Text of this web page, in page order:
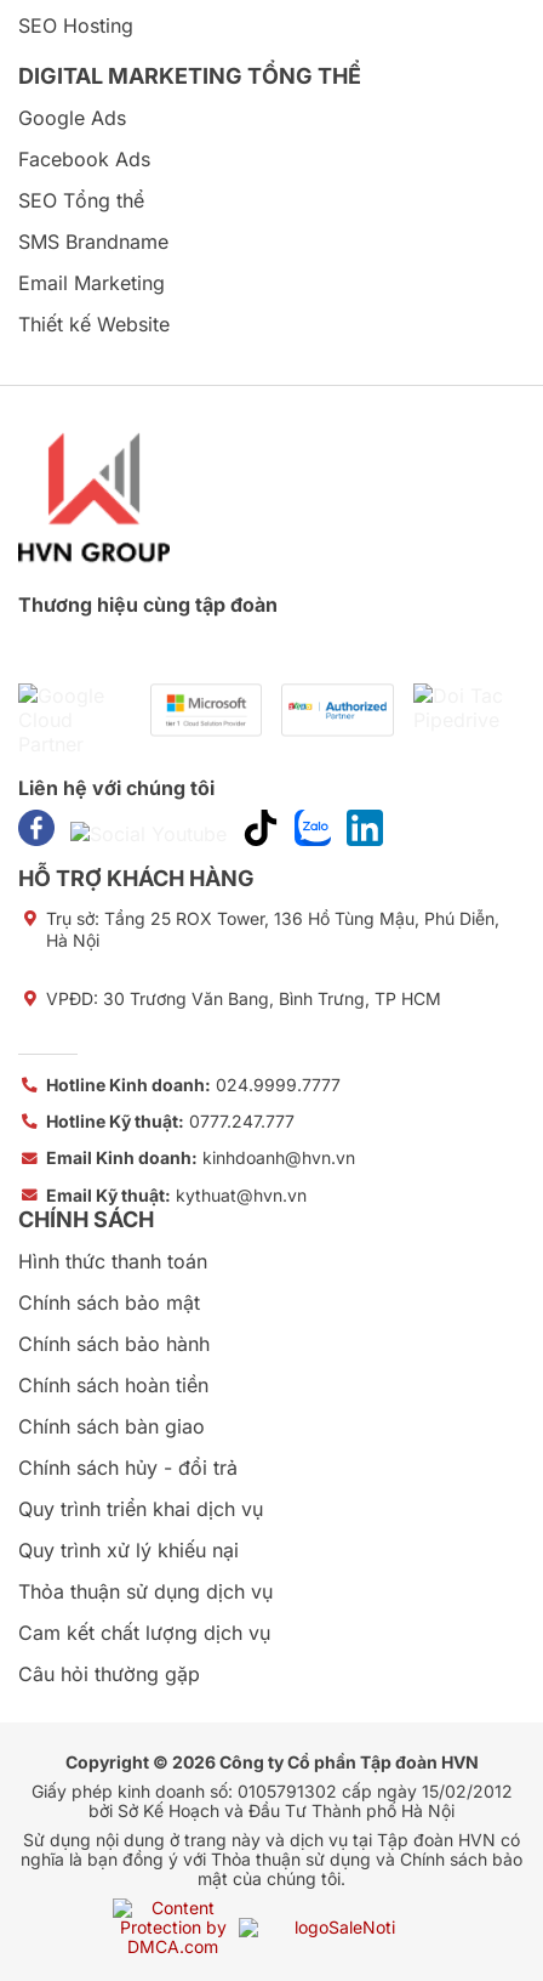
SEO Hosting
DIGITAL MARKETING TỔNG THỂ
Google Ads
Facebook Ads
SEO Tổng thể
SMS Brandname
Email Marketing
Thiết kế Website
Thương hiệu cùng tập đoàn
Liên hệ với chúng tôi
HỖ TRỢ KHÁCH HÀNG
Trụ sở: Tầng 25 ROX Tower, 136 Hồ Tùng Mậu, Phú Diễn,
Hà Nội
VPĐD: 30 Trương Văn Bang, Bình Trưng, TP HCM
Hotline Kinh doanh: 024.9999.7777
Hotline Kỹ thuật: 0777.247.777
Email Kinh doanh: kinhdoanh@hvn.vn
Email Kỹ thuật: kythuat@hvn.vn
CHÍNH SÁCH
Hình thức thanh toán
Chính sách bảo mật
Chính sách bảo hành
Chính sách hoàn tiền
Chính sách bàn giao
Chính sách hủy - đổi trả
Quy trình triển khai dịch vụ
Quy trình xử lý khiếu nại
Thỏa thuận sử dụng dịch vụ
Cam kết chất lượng dịch vụ
Câu hỏi thường gặp
Copyright © 2026 Công ty Cổ phần Tập đoàn HVN
Giấy phép kinh doanh số: 0105791302 cấp ngày 15/02/2012
bởi Sở Kế Hoạch và Đầu Tư Thành phố Hà Nội
Sử dụng nội dung ở trang này và dịch vụ tại Tập đoàn HVN có
nghĩa là bạn đồng ý với Thỏa thuận sử dụng và Chính sách bảo
mật của chúng tôi.